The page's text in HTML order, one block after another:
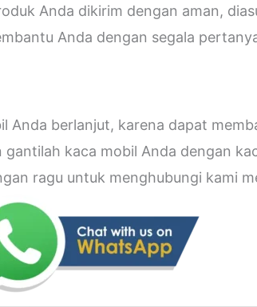
Anda dikirim dengan aman,
Anda dengan segala
Anda berlanjut, karena dapat
kaca mobil Anda dengan
ragu untuk menghubungi kami